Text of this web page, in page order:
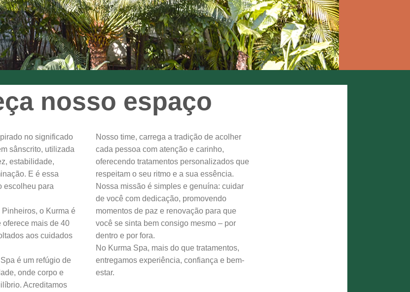
nosso espaço
no significado
sânscrito, utilizada
estabilidade,
E é essa
escolheu para
o Kurma é
oferece mais de 40
aos cuidados
é um refúgio de
onde corpo e
Acreditamos
Nosso time, carrega a tradição de acolher
cada pessoa com atenção e carinho,
oferecendo tratamentos personalizados que
respeitam o seu ritmo e a sua essência.
Nossa missão é simples e genuína: cuidar
de você com dedicação, promovendo
momentos de paz e renovação para que
você se sinta bem consigo mesmo – por
dentro e por fora.
No Kurma Spa, mais do que tratamentos,
entregamos experiência, confiança e bem-
estar.